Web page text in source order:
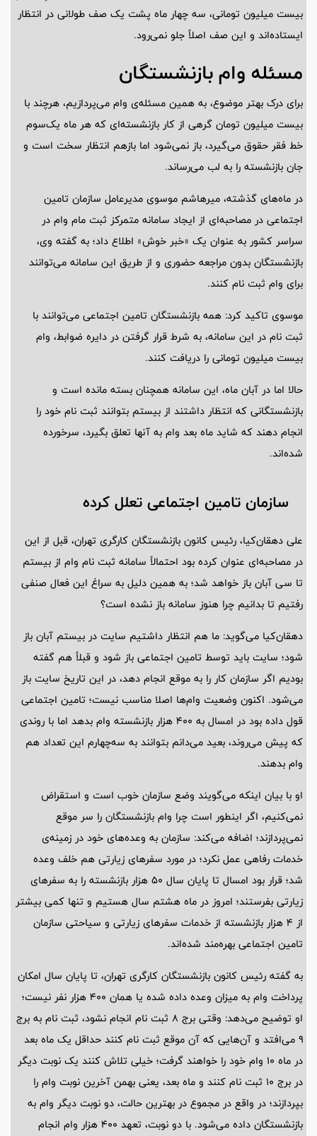
بیست میلیون تومانی، سه چهار ماه پشت یک صف طولانی در انتظار
ایستاده‌اند و این صف اصلاً جلو نمی‌رود.
مسئله وام بازنشستگان
برای درک بهتر موضوع، به همین مسئله‌ی وام می‌پردازیم، هرچند با
بیست میلیون تومان گرهی از کار بازنشسته‌ای که هر ماه یک‌سوم
خط فقر حقوق می‌گیرد، باز نمی‌شود اما بازهم انتظار سخت است و
جان بازنشسته را به لب می‌رساند.
در ماه‌های گذشته، میرهاشم موسوی مدیرعامل سازمان تامین
اجتماعی در مصاحبه‌ای از ایجاد سامانه متمرکز ثبت مام وام در
سراسر کشور به عنوان یک «خبر خوش» اطلاع داد؛ به گفته وی،
بازنشستگان بدون مراجعه حضوری و از طریق این سامانه می‌توانند
برای وام ثبت نام کنند.
موسوی تاکید کرد: همه بازنشستگان تامین اجتماعی می‌توانند با
ثبت نام در این سامانه، به شرط قرار گرفتن در دایره ضوابط، وام
بیست میلیون تومانی را دریافت کنند.
حالا اما در آبان ماه، این سامانه‌ همچنان بسته مانده است و
بازنشستگانی که انتظار داشتند از بیستم بتوانند ثبت نام خود را
انجام دهند که شاید ماه بعد وام به آنها تعلق بگیرد، سرخورده
شده‌اند.
سازمان تامین اجتماعی تعلل کرده
علی دهقان‌کیا، رئیس کانون بازنشستگان کارگری تهران، قبل از این
در مصاحبه‌ای عنوان کرده بود احتمالاً سامانه ثبت نام وام از بیستم
تا سی آبان باز خواهد شد؛ به همین دلیل به سراغ این فعال صنفی
رفتیم تا بدانیم چرا هنوز سامانه باز نشده است؟
دهقان‌کیا می‌گوید: ما هم انتظار داشتیم سایت در بیستم آبان باز
شود؛ سایت باید توسط تامین اجتماعی باز شود و قبلاً هم گفته
بودیم اگر سازمان کار را به موقع انجام دهد، در این تاریخ سایت باز
می‌شود. اکنون وضعیت وام‌ها اصلا مناسب نیست؛ تامین اجتماعی
قول داده بود در امسال به ۴۰۰ هزار بازنشسته وام بدهد اما با روندی
که پیش می‌روند، بعید می‌دانم بتوانند به سه‌چهارم این تعداد هم
وام بدهند.
او با بیان اینکه می‌گویند وضع سازمان خوب است و استقراض
نمی‌کنیم، اگر اینطور است چرا وام بازنشستگان را سر موقع
نمی‌پردازند؛ اضافه می‌کند: سازمان به وعده‌های خود در زمینه‌ی
خدمات رفاهی عمل نکرد؛ در مورد سفرهای زیارتی هم خلف وعده
شد؛ قرار بود امسال تا پایان سال ۵۰ هزار بازنشسته را به سفرهای
زیارتی بفرستند؛ امروز در ماه هشتم سال هستیم و تنها کمی بیشتر
از ۴ هزار بازنشسته از خدمات سفرهای زیارتی و سیاحتی سازمان
تامین اجتماعی بهره‌مند شده‌اند.
به گفته رئیس کانون بازنشستگان کارگری تهران، تا پایان سال امکان
پرداخت وام به میزان وعده داده شده یا همان ۴۰۰ هزار نفر نیست؛
او توضیح می‌دهد: وقتی برج ۸ ثبت نام انجام نشود، ثبت نام به برج
۹ می‌افتد و آن‌هایی که آن موقع ثبت نام کنند حداقل یک ماه بعد
در ماه ۱۰ وام خود را خواهند گرفت؛ خیلی تلاش کنند یک نوبت دیگر
در برج ۱۰ ثبت نام کنند و ماه بعد، یعنی بهمن آخرین نوبت وام را
بپردازند؛ در واقع در مجموع در بهترین حالت، دو نوبت دیگر وام به
بازنشستگان داده می‌شود. با دو نوبت، تعهد ۴۰۰ هزار وام انجام